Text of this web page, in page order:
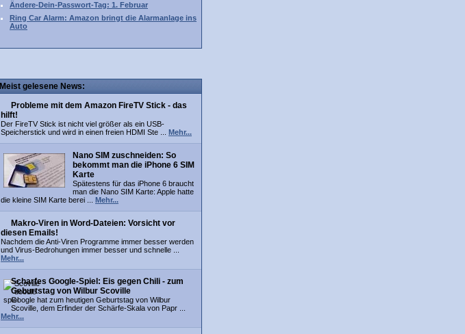
Ändere-Dein-Passwort-Tag: 1. Februar
Ring Car Alarm: Amazon bringt die Alarmanlage ins
Auto
Meist gelesene News:
Probleme mit dem Amazon FireTV Stick - das
hilft!
Der FireTV Stick ist nicht viel größer als ein USB-
Speicherstick und wird in einen freien HDMI Ste ... Mehr...
Nano SIM zuschneiden: So
bekommt man die iPhone 6 SIM
Karte
Spätestens für das iPhone 6 braucht
man die Nano SIM Karte: Apple hatte
die kleine SIM Karte berei ... Mehr...
Makro-Viren in Word-Dateien: Vorsicht vor
diesen Emails!
Nachdem die Anti-Viren Programme immer besser werden
und Virus-Bedrohungen immer besser und schnelle ...
Mehr...
Scharfes Google-Spiel: Eis gegen Chili - zum
Geburtstag von Wilbur Scoville
Google hat zum heutigen Geburtstag von Wilbur
Scoville, dem Erfinder der Schärfe-Skala von Papr ...
Mehr...